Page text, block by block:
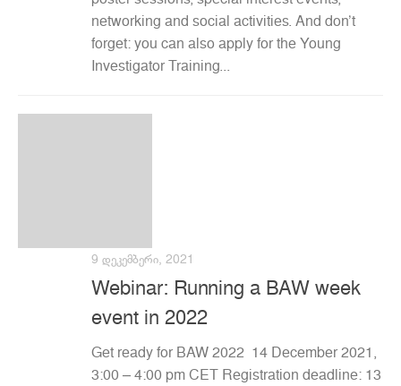
networking and social activities. And don’t
forget: you can also apply for the Young
Investigator Training...
9 ᲓᲔᲙᲔᲛᲑᲔᲠᲘ, 2021
Webinar: Running a BAW week
event in 2022
Get ready for BAW 2022 14 December 2021,
3:00 – 4:00 pm CET Registration deadline: 13